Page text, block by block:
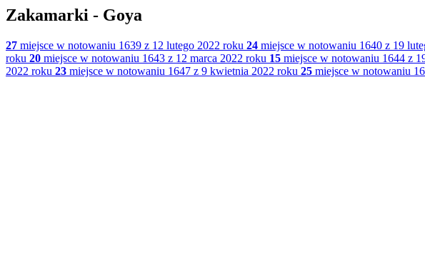
Zakamarki - Goya
27 miejsce w notowaniu 1639 z 12 lutego 2022 roku 24 miejsce w notowaniu 1640 z 19
roku 20 miejsce w notowaniu 1643 z 12 marca 2022 roku 15 miejsce w notowaniu 1644 z
2022 roku 23 miejsce w notowaniu 1647 z 9 kwietnia 2022 roku 25 miejsce w notowaniu